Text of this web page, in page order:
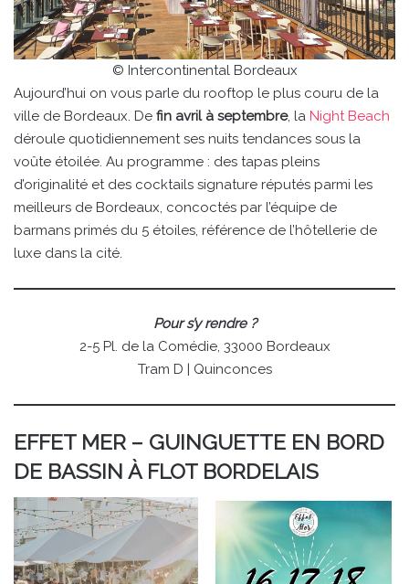
© Intercontinental Bordeaux
Aujourd’hui on vous parle du rooftop le plus couru de la
ville de Bordeaux. De fin avril à septembre, la Night Beach
déroule quotidiennement ses nuits tendances sous la
voûte étoilée. Au programme : des tapas pleins
d’originalité et des cocktails signature réputés parmi les
meilleurs de Bordeaux, concoctés par l’équipe de
barmans primés du 5 étoiles, référence de l’hôtellerie de
luxe dans la cité.
Pour s’y rendre ?
2-5 Pl. de la Comédie, 33000 Bordeaux
Tram D | Quinconces
EFFET MER – GUINGUETTE EN BORD
DE BASSIN À FLOT BORDELAIS